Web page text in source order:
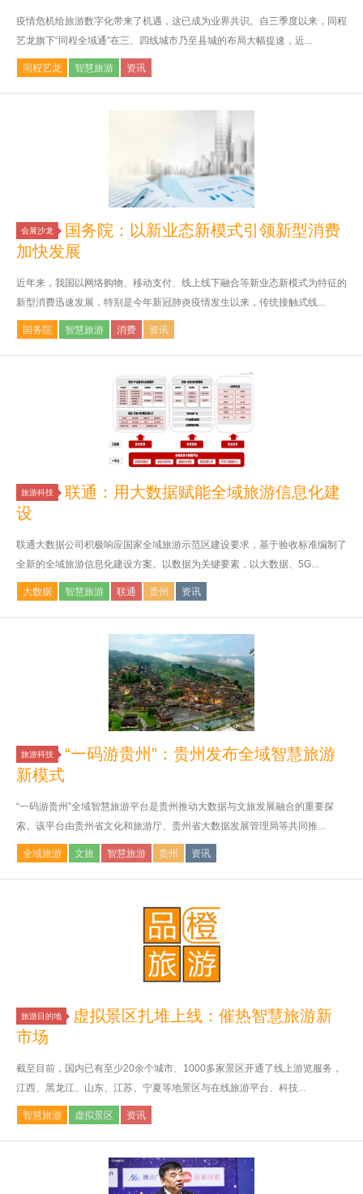
疫情危机给旅游数字化带来了机遇，这已成为业界共识。自三季度以来，同程
艺龙旗下“同程全域通”在三、四线城市乃至县城的布局大幅提速，近...
同程艺龙 智慧旅游 资讯
会展沙龙
国务院：以新业态新模式引领新型消费
加快发展
近年来，我国以网络购物、移动支付、线上线下融合等新业态新模式为特征的
新型消费迅速发展，特别是今年新冠肺炎疫情发生以来，传统接触式线...
国务院 智慧旅游 消费 资讯
旅游科技
联通：用大数据赋能全域旅游信息化建
设
联通大数据公司积极响应国家全域旅游示范区建设要求，基于验收标准编制了
全新的全域旅游信息化建设方案。以数据为关键要素，以大数据、5G...
大数据 智慧旅游 联通 贵州 资讯
旅游科技
“一码游贵州”：贵州发布全域智慧旅游
新模式
“一码游贵州”全域智慧旅游平台是贵州推动大数据与文旅发展融合的重要探
索。该平台由贵州省文化和旅游厅、贵州省大数据发展管理局等共同推...
全域旅游 文旅 智慧旅游 贵州 资讯
旅游目的地
虚拟景区扎堆上线：催热智慧旅游新
市场
截至目前，国内已有至少20余个城市、1000多家景区开通了线上游览服务，
江西、黑龙江、山东、江苏、宁夏等地景区与在线旅游平台、科技...
智慧旅游 虚拟景区 资讯